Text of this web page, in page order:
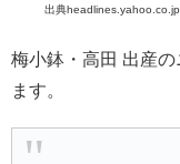
出典headlines.yahoo.co.jp
梅小鉢・高田 出産
ます。